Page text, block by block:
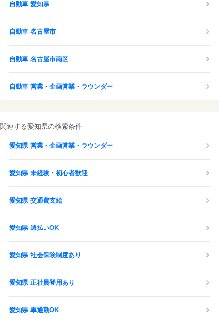
自動車 愛知県
自動車 名古屋市
自動車 名古屋市南区
自動車 営業・企画営業・ラウンダー
関連する愛知県の検索条件
愛知県 営業・企画営業・ラウンダー
愛知県 未経験・初心者歓迎
愛知県 交通費支給
愛知県 週払いOK
愛知県 社会保険制度あり
愛知県 正社員登用あり
愛知県 車通勤OK